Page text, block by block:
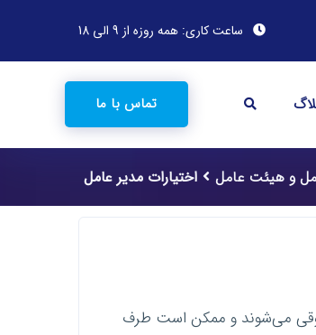
ساعت کاری: همه روزه از 9 الی 18
تماس با ما
و هیئت عامل اختیارات مدیر عامل
می‌شوند و ممکن است طرف